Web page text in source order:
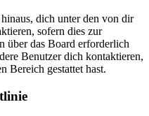
dich unter den von dir
sofern dies zur
über das Board erforderlich
Benutzer dich kontaktieren,
Bereich gestattet hast.